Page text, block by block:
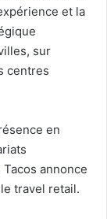
et la
sur
centres
en
annonce
travel retail.